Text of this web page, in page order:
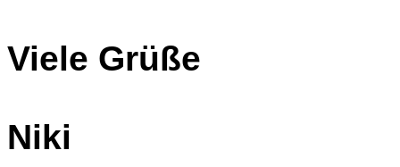
Viele Grüße
Niki